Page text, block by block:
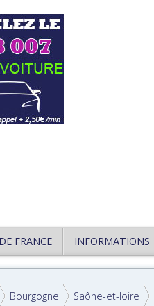
FRANCE INFORMATIONS
Bourgogne Saône-et-loire